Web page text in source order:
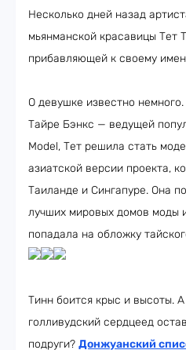
Несколько дней назад
мьянманской красавицы Тет
прибавляющей к своему
О девушке известно
Тайре Бэнкс — ведущей
Model, Тет решила стать
азиатской версии проекта,
Таиланде и Сингапуре. Она
лучших мировых домов моды
попадала на обложку
Тинн боится крыс и высоты.
голливудский сердцеед
подруги? Донжуанский